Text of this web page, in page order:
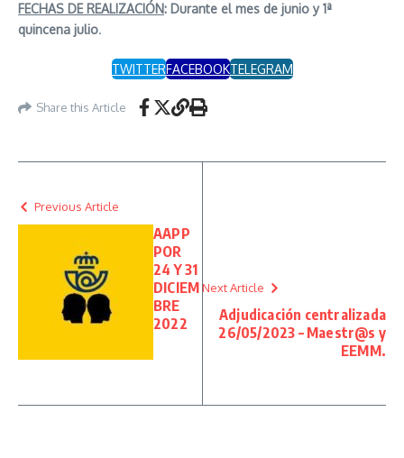
FECHAS DE REALIZACIÓN: Durante el mes de junio y 1ª
quincena julio.
TWITTERFACEBOOKTELEGRAM
Share this Article
Previous Article
AAPP
POR
24 Y 31
DICIEM
BRE
2022
Next Article
Adjudicación centralizada
26/05/2023 – Maestr@s y
EEMM.